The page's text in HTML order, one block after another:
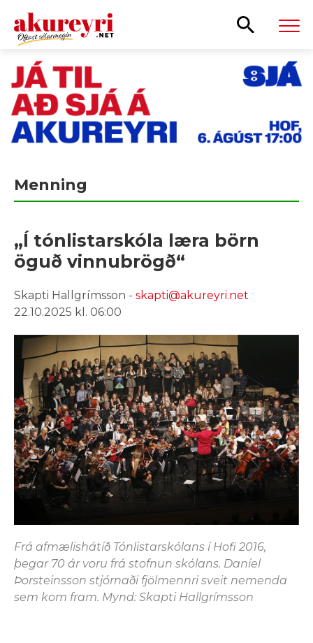
Leita
Menning
„Í tónlistarskóla læra börn
öguð vinnubrögð“
Skapti Hallgrímsson - skapti@akureyri.net
22.10.2025 kl. 06:00
Frá afmælishátíð Tónlistarskólans í Hofi 2016,
þegar 70 ár voru frá stofnun skólans. Daníel
Þorsteinsson stjórnaði fjölmennri sveit nemenda
sem kom fram. Mynd: Skapti Hallgrímsson